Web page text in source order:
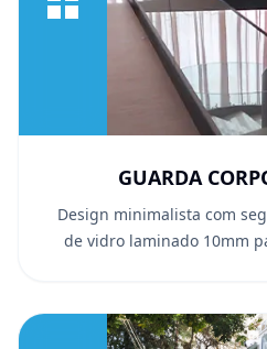
GUARDA
Design minimalista com
de vidro laminado 10mm